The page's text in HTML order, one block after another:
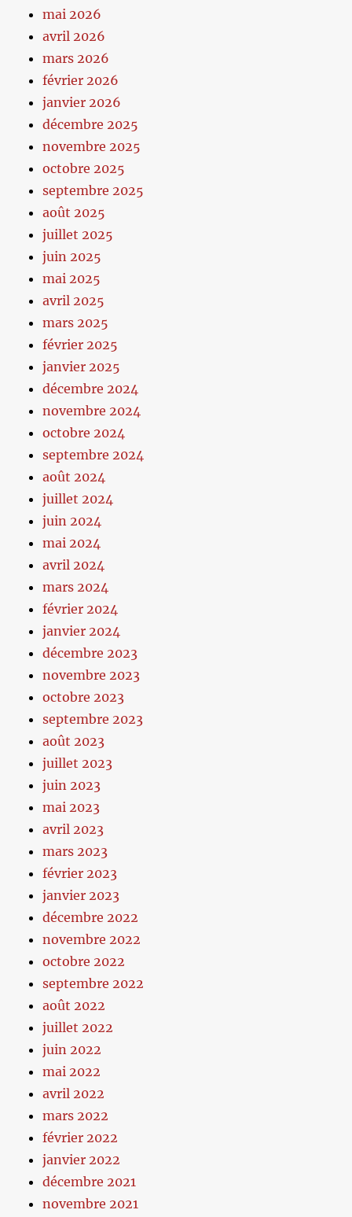
mai 2026
avril 2026
mars 2026
février 2026
janvier 2026
décembre 2025
novembre 2025
octobre 2025
septembre 2025
août 2025
juillet 2025
juin 2025
mai 2025
avril 2025
mars 2025
février 2025
janvier 2025
décembre 2024
novembre 2024
octobre 2024
septembre 2024
août 2024
juillet 2024
juin 2024
mai 2024
avril 2024
mars 2024
février 2024
janvier 2024
décembre 2023
novembre 2023
octobre 2023
septembre 2023
août 2023
juillet 2023
juin 2023
mai 2023
avril 2023
mars 2023
février 2023
janvier 2023
décembre 2022
novembre 2022
octobre 2022
septembre 2022
août 2022
juillet 2022
juin 2022
mai 2022
avril 2022
mars 2022
février 2022
janvier 2022
décembre 2021
novembre 2021